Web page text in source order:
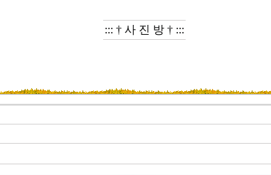
::: † 사 진 방 † :::